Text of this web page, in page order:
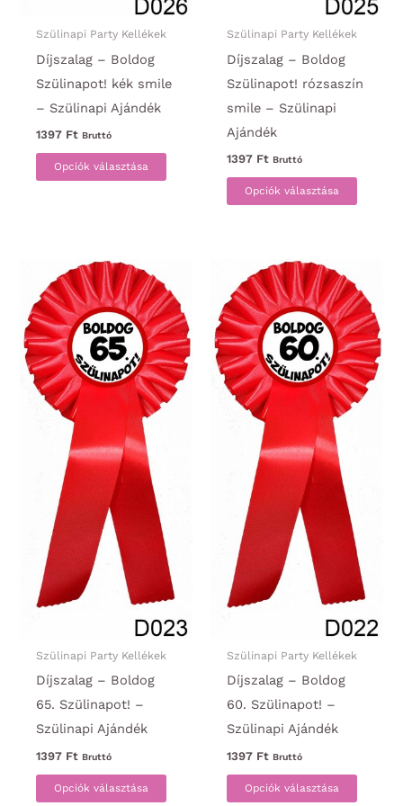
Szülinapi Party Kellékek
Díjszalag – Boldog
Szülinapot! kék smile
– Szülinapi Ajándék
1397 Ft Bruttó
Opciók választása
Ennek
a
terméknek
A
változatok
a
termékoldalon
választhatók
Szülinapi Party Kellékek
Díjszalag – Boldog
Szülinapot! rózsaszín
smile – Szülinapi
Ajándék
1397 Ft Bruttó
Opciók választása
Ennek
a
van.
A
a
Szülinapi Party Kellékek
Díjszalag – Boldog
65. Szülinapot! –
Szülinapi Ajándék
1397 Ft Bruttó
Opciók választása
Ennek
Szülinapi Party Kellékek
Díjszalag – Boldog
60. Szülinapot! –
Szülinapi Ajándék
1397 Ft Bruttó
Opciók választása
Ennek